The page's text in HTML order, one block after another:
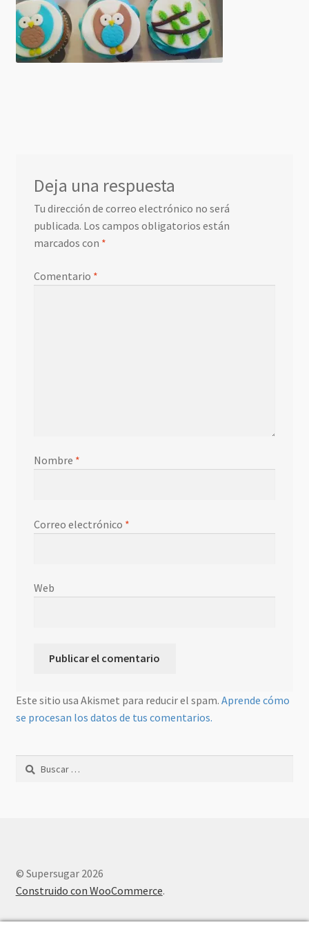
Deja una respuesta
Tu dirección de correo electrónico no será
publicada. Los campos obligatorios están
marcados con *
Comentario *
Nombre *
Correo electrónico *
Web
Este sitio usa Akismet para reducir el spam. Aprende cómo
se procesan los datos de tus comentarios.
Buscar:
© Supersugar 2026
Construido con WooCommerce.